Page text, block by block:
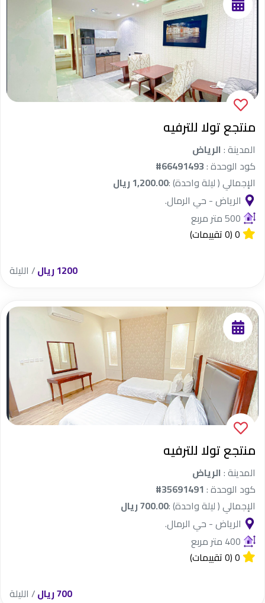
منتجع تولا للترفيه
المدينة : الرياض
كود الوحدة :#66491493
الإجمالي ( ليلة واحدة) :1,200.00 ريال
الرياض - حي الرمال.
500 متر مربع
0(0 تقييمات)
1200 ريال / الليلة
منتجع تولا للترفيه
المدينة : الرياض
كود الوحدة :#35691491
الإجمالي ( ليلة واحدة) :700.00 ريال
الرياض - حي الرمال.
400 متر مربع
0(0 تقييمات)
700 ريال / الليلة